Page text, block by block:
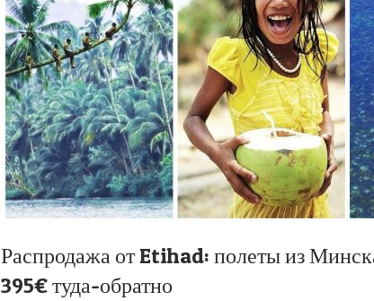
Распродажа от Etihad: полеты из
395€ туда-обратно